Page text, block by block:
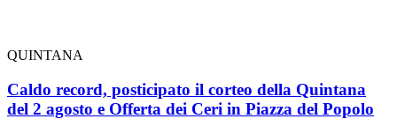
QUINTANA
Caldo record, posticipato il corteo della Quintana
del 2 agosto e Offerta dei Ceri in Piazza del Popolo